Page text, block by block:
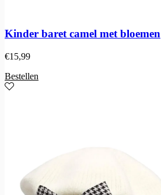
Kinder baret camel met bloemen
€15,99
Bestellen